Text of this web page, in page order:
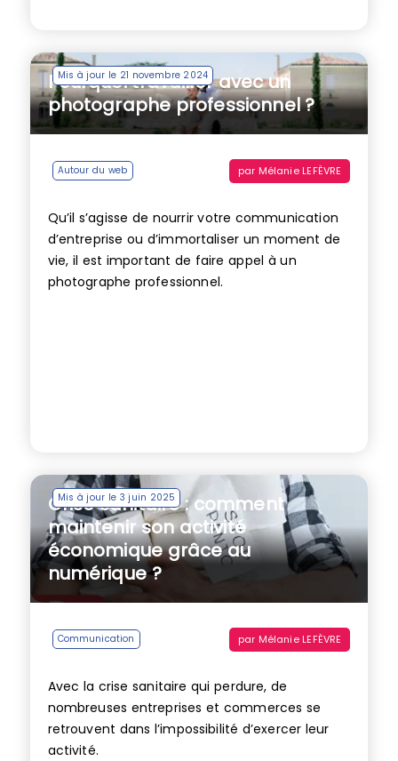
Mis à jour le 21 novembre 2024
Pourquoi travailler avec un
photographe professionnel ?
Autour du web par Mélanie LEFÈVRE
Qu’il s’agisse de nourrir votre communication
d’entreprise ou d’immortaliser un moment de
vie, il est important de faire appel à un
photographe professionnel.
Mis à jour le 3 juin 2025
Crise sanitaire : comment
maintenir son activité
économique grâce au
numérique ?
Communication par Mélanie LEFÈVRE
Avec la crise sanitaire qui perdure, de
nombreuses entreprises et commerces se
retrouvent dans l’impossibilité d’exercer leur
activité.